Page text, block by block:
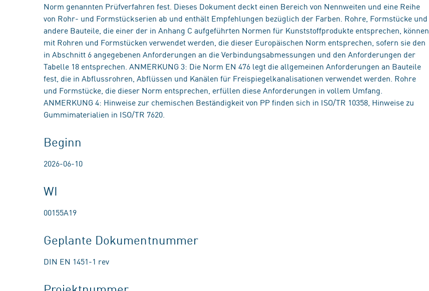
Norm genannten Prüfverfahren fest. Dieses Dokument deckt einen Bereich von Nennweiten und eine Reihe
von Rohr- und Formstückserien ab und enthält Empfehlungen bezüglich der Farben. Rohre, Formstücke und
andere Bauteile, die einer der in Anhang C aufgeführten Normen für Kunststoffprodukte entsprechen, können
mit Rohren und Formstücken verwendet werden, die dieser Europäischen Norm entsprechen, sofern sie den
in Abschnitt 6 angegebenen Anforderungen an die Verbindungsabmessungen und den Anforderungen der
Tabelle 18 entsprechen. ANMERKUNG 3: Die Norm EN 476 legt die allgemeinen Anforderungen an Bauteile
fest, die in Abflussrohren, Abflüssen und Kanälen für Freispiegelkanalisationen verwendet werden. Rohre
und Formstücke, die dieser Norm entsprechen, erfüllen diese Anforderungen in vollem Umfang.
ANMERKUNG 4: Hinweise zur chemischen Beständigkeit von PP finden sich in ISO/TR 10358, Hinweise zu
Gummimaterialien in ISO/TR 7620.
Beginn
2026-06-10
WI
00155A19
Geplante Dokumentnummer
DIN EN 1451-1 rev